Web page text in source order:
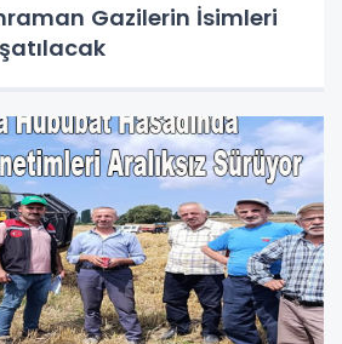
Gazilerin İsimleri